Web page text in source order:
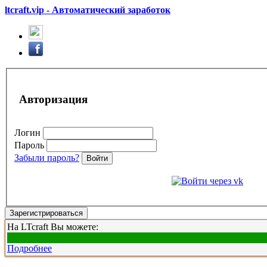
ltcraft.vip - Автоматический заработок
Авторизация
Логин
Пароль
Забыли пароль?
Войти
Зарегистрироваться
На LTcraft Вы можете:
Подробнее